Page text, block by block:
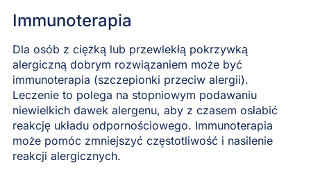
Immunoterapia
Dla osób z ciężką lub przewlekłą pokrzywką
alergiczną dobrym rozwiązaniem może być
immunoterapia (szczepionki przeciw alergii).
Leczenie to polega na stopniowym podawaniu
niewielkich dawek alergenu, aby z czasem osłabić
reakcję układu odpornościowego. Immunoterapia
może pomóc zmniejszyć częstotliwość i nasilenie
reakcji alergicznych.